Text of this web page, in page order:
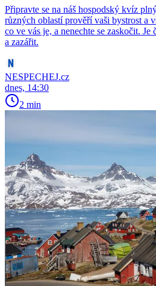
Připravte se na náš hospodský kvíz
různých oblastí prověří vaši bystrost a
co ve vás je, a nenechte se zaskočit.
a zazářit.
NESPECHEJ.cz
dnes, 14:30
2 min